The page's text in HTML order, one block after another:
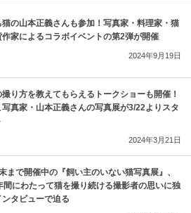
猫の山本正義さんも参加！写真家・料理家・猫
作家によるコラボイベントの第2弾が開催
2024年9月19日
撮り方を教えてもらえるトークショーも開催！
写真家・山本正義さんの写真展が3/22よりスタ
2024年3月21日
まで開催中の『飼い主のいない猫写真展』、
間にわたって猫を撮り続ける撮影者の思いに独
ンタビューで迫る